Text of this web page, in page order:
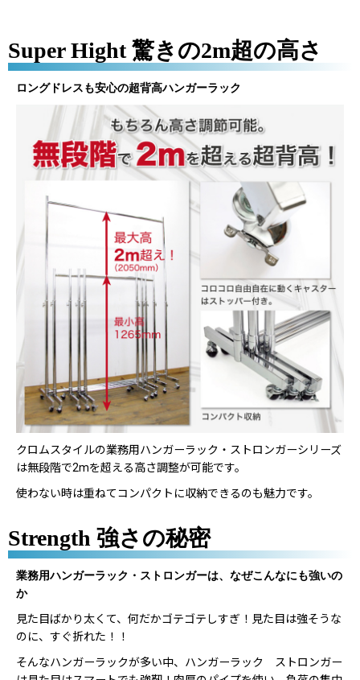
Super Hight 驚きの2m超の高さ
ロングドレスも安心の超背高ハンガーラック
クロムスタイルの業務用ハンガーラック・ストロンガーシリーズ
は無段階で2mを超える高さ調整が可能です。
使わない時は重ねてコンパクトに収納できるのも魅力です。
Strength 強さの秘密
業務用ハンガーラック・ストロンガーは、なぜこんなにも強いの
か
見た目ばかり太くて、何だかゴテゴテしすぎ！見た目は強そうな
のに、すぐ折れた！！
そんなハンガーラックが多い中、ハンガーラック ストロンガー